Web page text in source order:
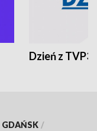
Dzień z TVP3
GDAŃSK /